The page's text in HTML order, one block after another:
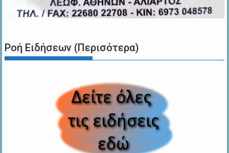
Ροή Ειδήσεων (Περισότερα)